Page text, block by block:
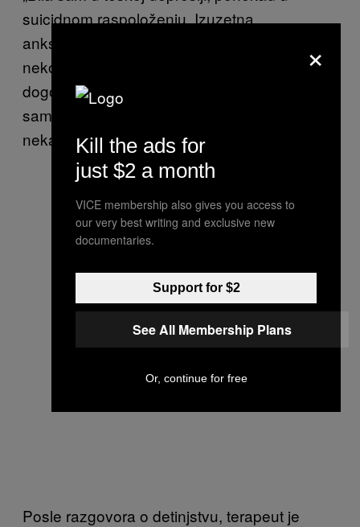
suicidnom raspoloženju. Izuzetna
anksioznost, i društvena i opšta,
nekontrolisana prisećanja stvari koje su mi se
dogodile pre više godina, to je sve vodilo
samo dublje u depresiju. Na kraju sam
nekako shvatila da mi je potrebna pomoć.“
Posle razgovora o detinjstvu, terapeut je
×
Kill the ads for
just $2 a month
VICE membership also gives you access to
our very best writing and exclusive new
documentaries.
Support for $2
See All Membership Plans
Or, continue for free